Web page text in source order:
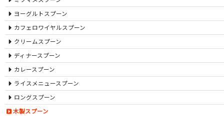
ヨーグルトスプーン
カフェロワイヤルスプーン
クリームスプーン
ディナースプーン
カレースプーン
ライスメニュースプーン
ロングスプーン
木製スプーン